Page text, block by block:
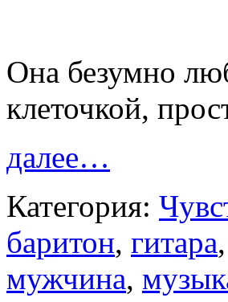
Она безумно
клеточкой,
далее…
Категория:
баритон, гитара,
мужчина,